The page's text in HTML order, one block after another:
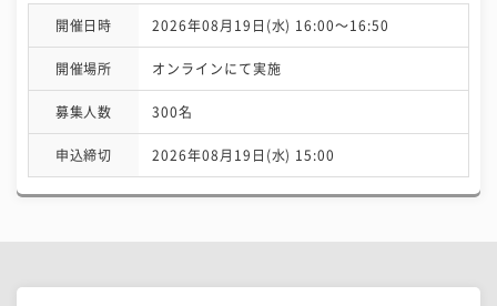
開催日時 2026年08月19日(水) 16:00〜16:50
開催場所 オンラインにて実施
募集人数 300名
申込締切 2026年08月19日(水) 15:00